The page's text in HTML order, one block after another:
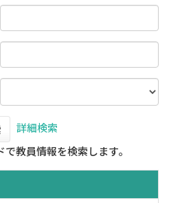
詳細検索
教員情報を検索します。